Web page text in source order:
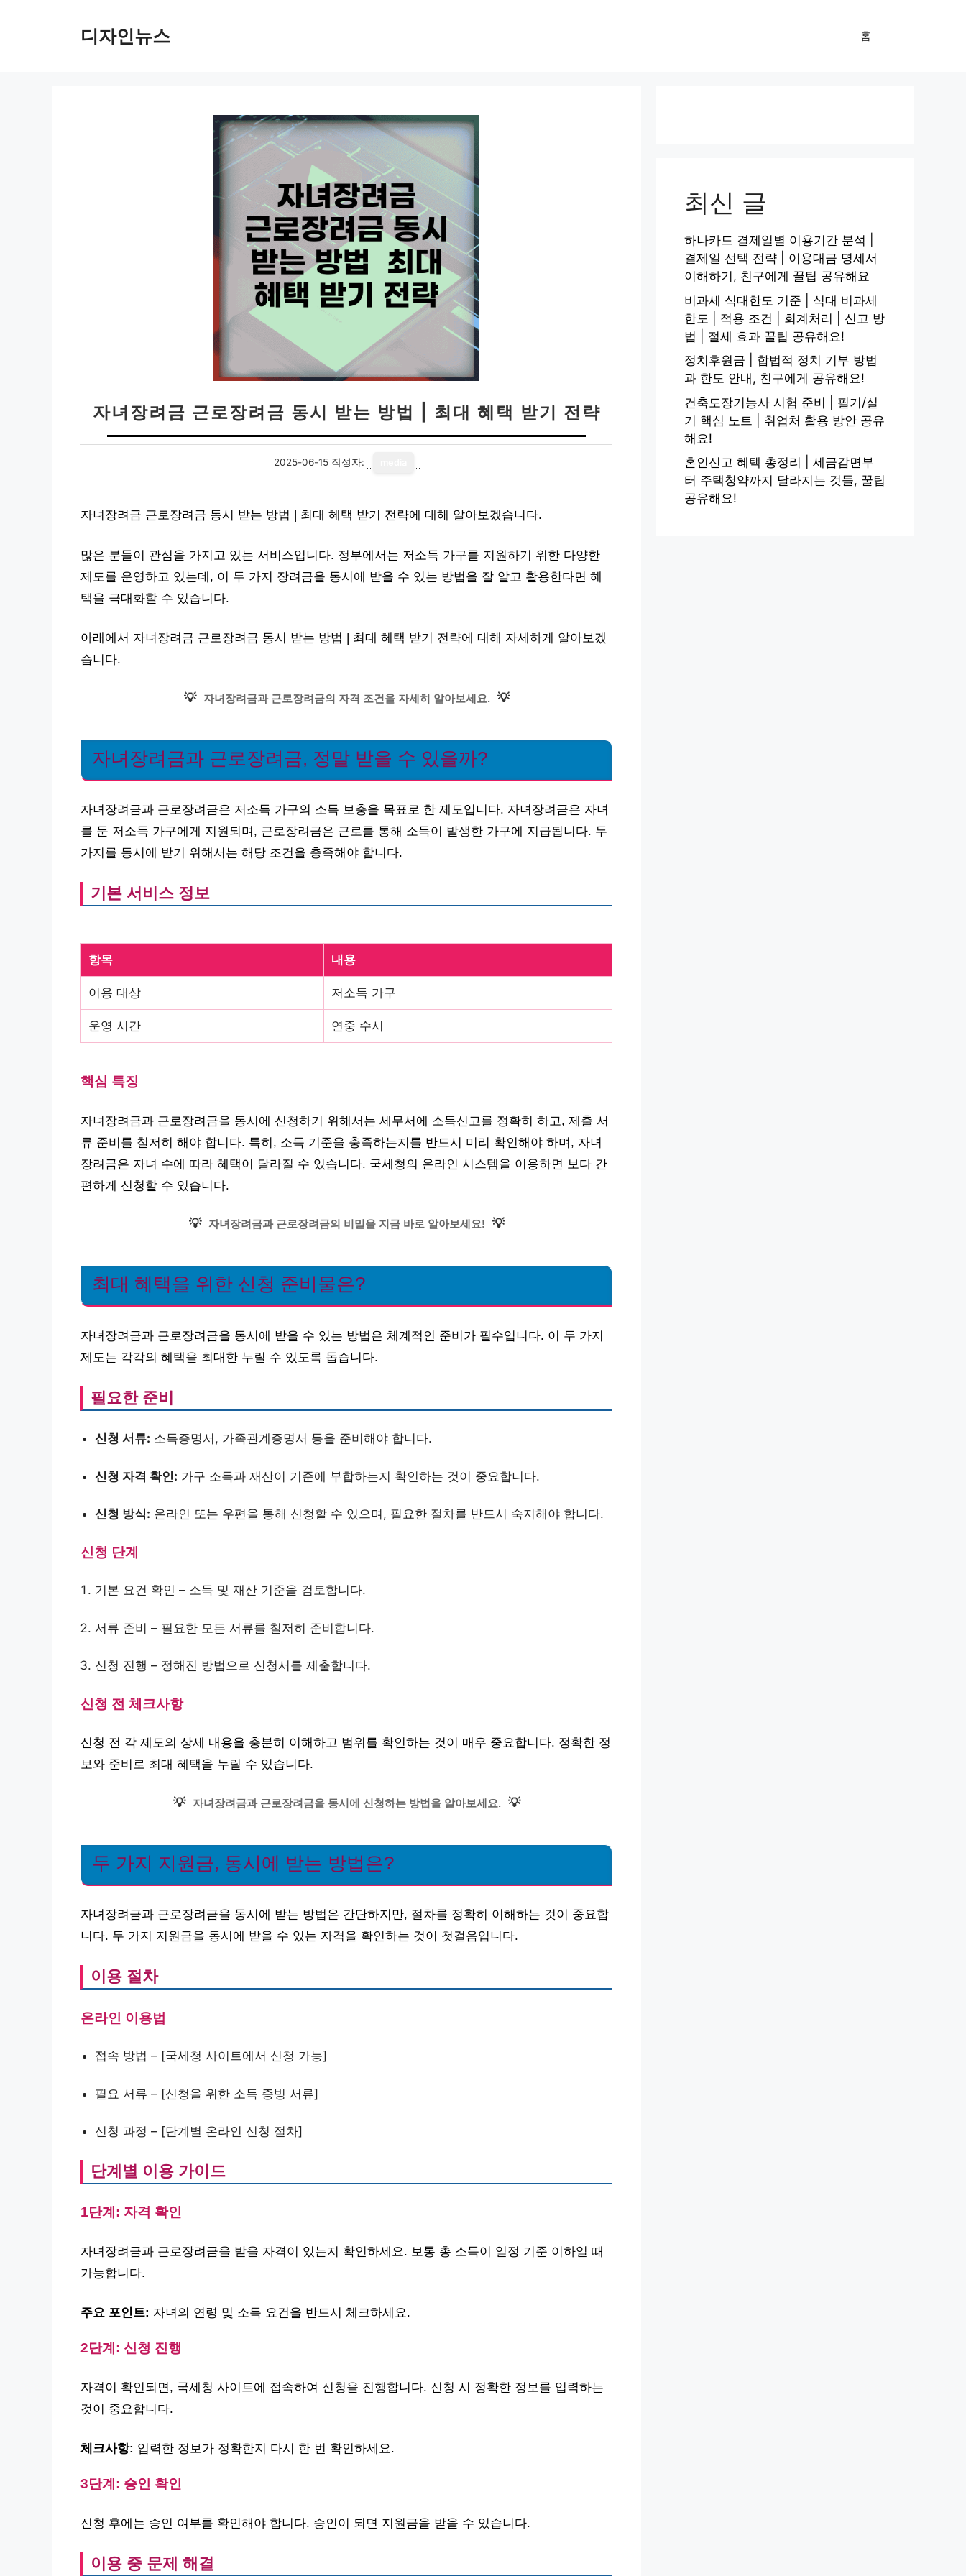
디자인뉴스 홈
자녀장려금 근로장려금 동시 받는 방법 | 최대 혜택 받기 전략
2025-06-15 작성자:
자녀장려금 근로장려금 동시 받는 방법 | 최대 혜택 받기 전략에 대해 알아보겠습니다.
많은 분들이 관심을 가지고 있는 서비스입니다. 정부에서는 저소득 가구를 지원하기 위한 다양한
제도를 운영하고 있는데, 이 두 가지 장려금을 동시에 받을 수 있는 방법을 잘 알고 활용한다면 혜
택을 극대화할 수 있습니다.
아래에서 자녀장려금 근로장려금 동시 받는 방법 | 최대 혜택 받기 전략에 대해 자세하게 알아보겠
습니다.
💡 자녀장려금과 근로장려금의 자격 조건을 자세히 알아보세요. 💡
자녀장려금과 근로장려금, 정말 받을 수 있을까?
자녀장려금과 근로장려금은 저소득 가구의 소득 보충을 목표로 한 제도입니다. 자녀장려금은 자녀
를 둔 저소득 가구에게 지원되며, 근로장려금은 근로를 통해 소득이 발생한 가구에 지급됩니다. 두
가지를 동시에 받기 위해서는 해당 조건을 충족해야 합니다.
기본 서비스 정보
항목 내용
이용 대상 저소득 가구
운영 시간 연중 수시
핵심 특징
자녀장려금과 근로장려금을 동시에 신청하기 위해서는 세무서에 소득신고를 정확히 하고, 제출 서
류 준비를 철저히 해야 합니다. 특히, 소득 기준을 충족하는지를 반드시 미리 확인해야 하며, 자녀
장려금은 자녀 수에 따라 혜택이 달라질 수 있습니다. 국세청의 온라인 시스템을 이용하면 보다 간
편하게 신청할 수 있습니다.
💡 자녀장려금과 근로장려금의 비밀을 지금 바로 알아보세요! 💡
최대 혜택을 위한 신청 준비물은?
자녀장려금과 근로장려금을 동시에 받을 수 있는 방법은 체계적인 준비가 필수입니다. 이 두 가지
제도는 각각의 혜택을 최대한 누릴 수 있도록 돕습니다.
필요한 준비
신청 서류: 소득증명서, 가족관계증명서 등을 준비해야 합니다.
신청 자격 확인: 가구 소득과 재산이 기준에 부합하는지 확인하는 것이 중요합니다.
신청 방식: 온라인 또는 우편을 통해 신청할 수 있으며, 필요한 절차를 반드시 숙지해야 합니다.
신청 단계
기본 요건 확인 – 소득 및 재산 기준을 검토합니다.
서류 준비 – 필요한 모든 서류를 철저히 준비합니다.
신청 진행 – 정해진 방법으로 신청서를 제출합니다.
신청 전 체크사항
신청 전 각 제도의 상세 내용을 충분히 이해하고 범위를 확인하는 것이 매우 중요합니다. 정확한 정
보와 준비로 최대 혜택을 누릴 수 있습니다.
💡 자녀장려금과 근로장려금을 동시에 신청하는 방법을 알아보세요. 💡
두 가지 지원금, 동시에 받는 방법은?
자녀장려금과 근로장려금을 동시에 받는 방법은 간단하지만, 절차를 정확히 이해하는 것이 중요합
니다. 두 가지 지원금을 동시에 받을 수 있는 자격을 확인하는 것이 첫걸음입니다.
이용 절차
온라인 이용법
접속 방법 – [국세청 사이트에서 신청 가능]
필요 서류 – [신청을 위한 소득 증빙 서류]
신청 과정 – [단계별 온라인 신청 절차]
단계별 이용 가이드
1단계: 자격 확인
자녀장려금과 근로장려금을 받을 자격이 있는지 확인하세요. 보통 총 소득이 일정 기준 이하일 때
가능합니다.
주요 포인트: 자녀의 연령 및 소득 요건을 반드시 체크하세요.
2단계: 신청 진행
자격이 확인되면, 국세청 사이트에 접속하여 신청을 진행합니다. 신청 시 정확한 정보를 입력하는
것이 중요합니다.
체크사항: 입력한 정보가 정확한지 다시 한 번 확인하세요.
3단계: 승인 확인
신청 후에는 승인 여부를 확인해야 합니다. 승인이 되면 지원금을 받을 수 있습니다.
이용 중 문제 해결
최신 글
하나카드 결제일별 이용기간 분석 |
결제일 선택 전략 | 이용대금 명세서
이해하기, 친구에게 꿀팁 공유해요
비과세 식대한도 기준 | 식대 비과세
한도 | 적용 조건 | 회계처리 | 신고 방
법 | 절세 효과 꿀팁 공유해요!
정치후원금 | 합법적 정치 기부 방법
과 한도 안내, 친구에게 공유해요!
건축도장기능사 시험 준비 | 필기/실
기 핵심 노트 | 취업처 활용 방안 공유
해요!
혼인신고 혜택 총정리 | 세금감면부
터 주택청약까지 달라지는 것들, 꿀팁
공유해요!